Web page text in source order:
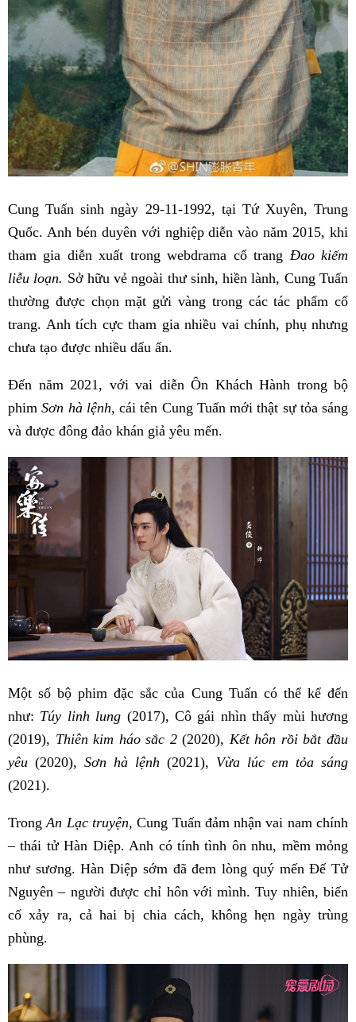
Cung Tuấn sinh ngày 29-11-1992, tại Tứ Xuyên, Trung
Quốc. Anh bén duyên với nghiệp diễn vào năm 2015, khi
tham gia diễn xuất trong webdrama cổ trang Đao kiếm
liễu loạn. Sở hữu vẻ ngoài thư sinh, hiền lành, Cung Tuấn
thường được chọn mặt gửi vàng trong các tác phẩm cổ
trang. Anh tích cực tham gia nhiều vai chính, phụ nhưng
chưa tạo được nhiều dấu ấn.
Đến năm 2021, với vai diễn Ôn Khách Hành trong bộ
phimSơn hà lệnh, cái tên Cung Tuấn mới thật sự tỏa sáng
và được đông đảo khán giả yêu mến.
Một số bộ phim đặc sắc của Cung Tuấn có thể kể đến
như: Túy linh lung (2017), Cô gái nhìn thấy mùi hương
(2019), Thiên kim háo sắc 2(2020), Kết hôn rồi bắt đầu
yêu (2020), Sơn hà lệnh (2021), Vừa lúc em tỏa sáng
(2021).
Trong An Lạc truyện, Cung Tuấn đảm nhận vai nam chính
– thái tử Hàn Diệp. Anh có tính tình ôn nhu, mềm mỏng
như sương. Hàn Diệp sớm đã đem lòng quý mến Đế Tử
Nguyên – người được chỉ hôn với mình. Tuy nhiên, biến
cố xảy ra, cả hai bị chia cách, không hẹn ngày trùng
phùng.